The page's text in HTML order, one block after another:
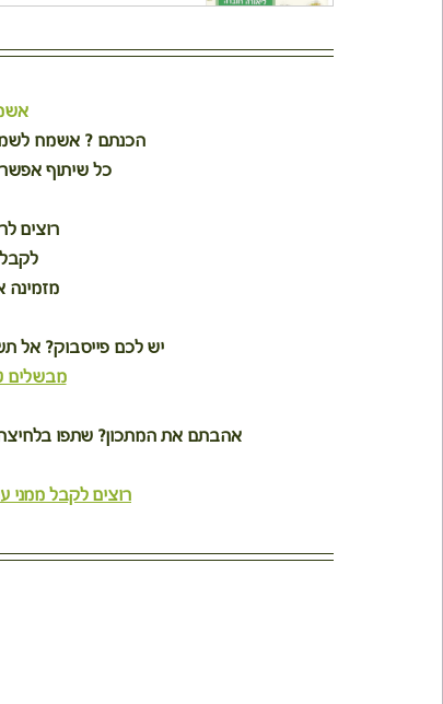
הכנתם ? אשמח
כל שיתוף אפשר
רוצים
לקבל
יש לכם פייסבוק? אל
מבשלים
אהבתם את המתכון? שתפו בלחיצה
רוצים לקבל ממני